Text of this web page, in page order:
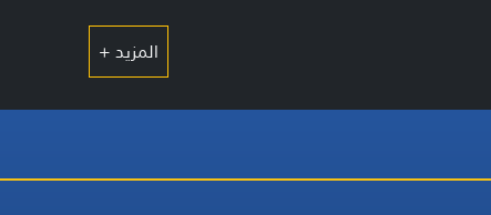
المزيد +